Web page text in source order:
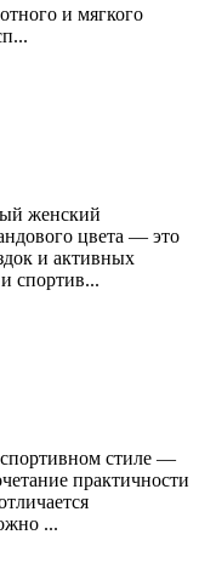
и мягкого
женский
цвета — это
и активных
спортив...
стиле —
практичности
...